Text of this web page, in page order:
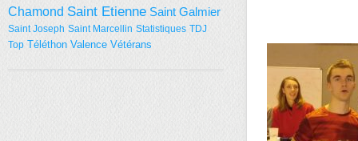
Chamond Saint Etienne Saint Galmier
Saint Joseph Saint Marcellin Statistiques TDJ
Top Téléthon Valence Vétérans